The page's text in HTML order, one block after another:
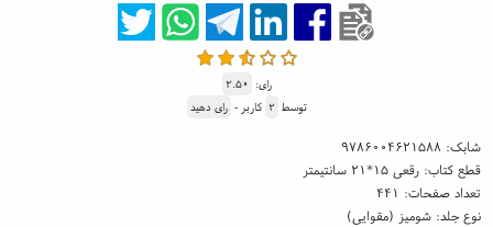
رای: ۲.۵۰
توسط ۲ کاربر - رای دهید
شابک:۹۷۸۶۰۰۴۶۲۱۵۸۸
قطع کتاب: رقعی ۱۵*۲۱ سانتیمتر
تعداد صفحات: ۴۴۱
نوع جلد: شومیز (مقوایی)